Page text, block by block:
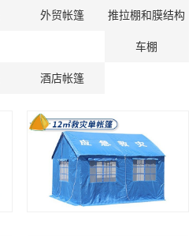
外贸帐篷 推拉棚和膜结构
车棚
酒店帐篷